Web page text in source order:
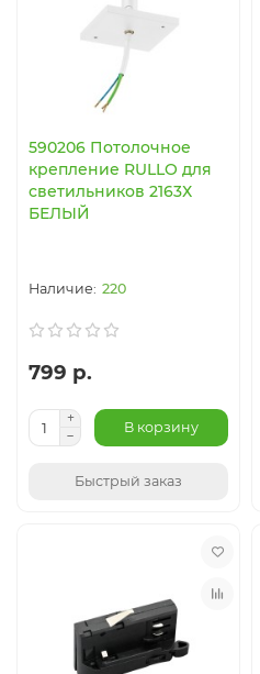
590206 Потолочное
крепление RULLO для
светильников 2163Х
БЕЛЫЙ
220
799 р.
В корзину
Быстрый заказ